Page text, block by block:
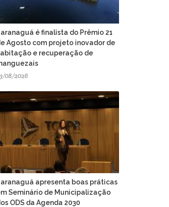
é finalista do Prêmio 21
Agosto com projeto inovador de
e recuperação de
08/2026
apresenta boas práticas
Seminário de Municipalização
ODS da Agenda 2030